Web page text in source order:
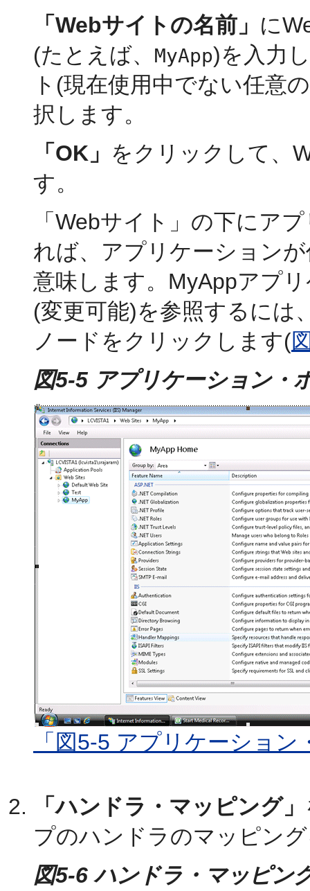
「Webサイトの名前」 に
(たとえば、 MyApp)を入力
ト(現在使用中でない任意
択します。
「OK」 をクリックして、
す。
「Webサイト」の下にア
れば、アプリケーション
意味します。MyAppアプ
(変更可能)を参照するには
ノードをクリックします(
図5-5 アプリケーション・
「図5-5 アプリケーショ
「ハンドラ・マッピング」
プのハンドラのマッピン
図5-6 ハンドラ・マッピン